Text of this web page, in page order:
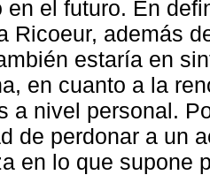
en el futuro. En
Ricoeur, además
estaría en
en cuanto a la
a nivel personal.
de perdonar a un
en lo que supone